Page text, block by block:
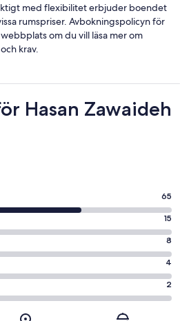
med flexibilitet erbjuder boendet
rumspriser. Avbokningspolicyn för
om du vill läsa mer om
krav.
Hasan Zawaideh
65
15
8
4
2